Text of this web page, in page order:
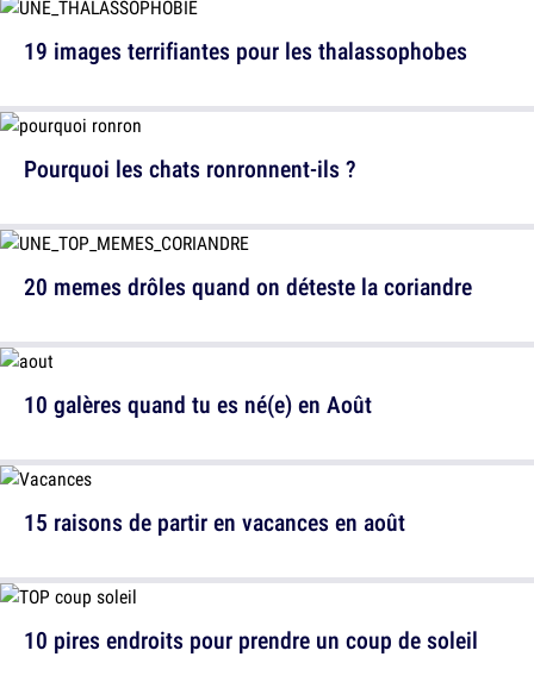
Pourquoi les chats ronronnent-ils ?
10 galères quand tu es né(e) en Août
10 pires endroits pour prendre un coup de soleil
19 images terrifiantes pour les thalassophobes
20 memes drôles quand on déteste la coriandre
15 raisons de partir en vacances en août